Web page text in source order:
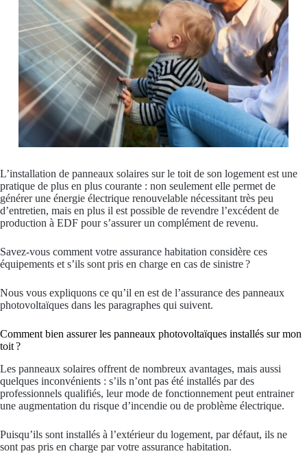
L’installation de panneaux solaires sur le toit de son logement est une
pratique de plus en plus courante : non seulement elle permet de
générer une énergie électrique renouvelable nécessitant très peu
d’entretien, mais en plus il est possible de revendre l’excédent de
production à EDF pour s’assurer un complément de revenu.
Savez-vous comment votre assurance habitation considère ces
équipements et s’ils sont pris en charge en cas de sinistre ?
Nous vous expliquons ce qu’il en est de l’assurance des panneaux
photovoltaïques dans les paragraphes qui suivent.
Comment bien assurer les panneaux photovoltaïques installés sur mon
toit ?
Les panneaux solaires offrent de nombreux avantages, mais aussi
quelques inconvénients : s’ils n’ont pas été installés par des
professionnels qualifiés, leur mode de fonctionnement peut entrainer
une augmentation du risque d’incendie ou de problème électrique.
Puisqu’ils sont installés à l’extérieur du logement, par défaut, ils ne
sont pas pris en charge par votre assurance habitation.